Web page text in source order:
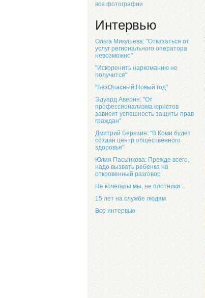
все фотографии
Интервью
Ольга Микушева: "Отказаться от
услуг регионального оператора
невозможно"
"Искоренить наркоманию не
получится"
"БезОпасный Новый год"
Эдуард Аверин: "От
профессионализма юристов
зависит успешность защиты прав
граждан"
Дмитрий Березин: "В Коми будет
создан центр общественного
здоровья"
Юлия Пасынкова: Прежде всего,
надо вызвать ребенка на
откровенный разговор
Не кочегары мы, не плотники...
15 лет на службе людям
Все интервью